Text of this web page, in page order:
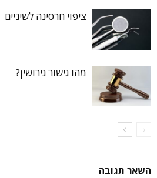
ציפוי חרסינה לשיניים
מהו גישור גירושין?
השאר תגובה